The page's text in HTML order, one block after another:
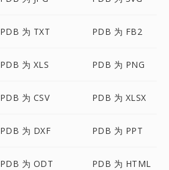
PDB 为 TXT PDB 为 FB2
PDB 为 XLS PDB 为 PNG
PDB 为 CSV PDB 为 XLSX
PDB 为 DXF PDB 为 PPT
PDB 为 ODT PDB 为 HTML